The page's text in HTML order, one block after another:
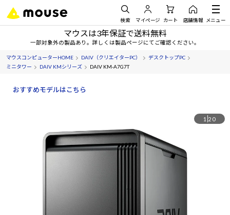
検索 マイページ カート 店舗情報 メニュー
マウスは3年保証で送料無料
一部対象外の製品あり。詳しくは製品ページにてご確認ください。
マウスコンピューターHOME DAIV（クリエイターPC）
デスクトップPC
ミニタワー
DAIV KMシリーズ DAIV KM-A7G7T
おすすめモデルはこちら
1 20